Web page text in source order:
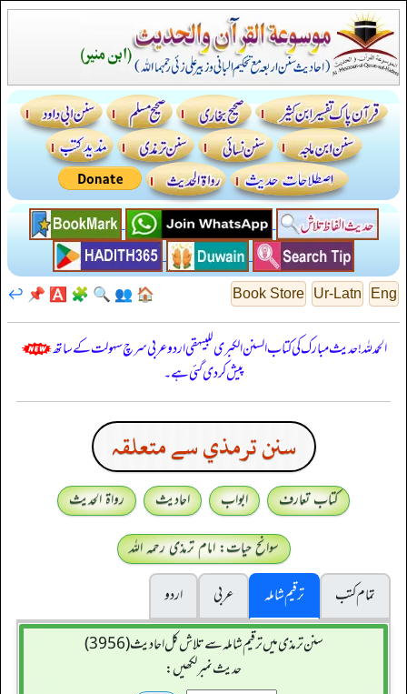
Eng
Ur-Latn
Book Store
🏠
👥
🔍
🧩
🅰️
📌
↩️
الحمدللہ! حدیث مبارک کی کتاب السنن الكبرى للبيهقي اردو عربی سرچ سہولت کے ساتھ
پیش کر دی گئی ہے۔
سنن ترمذي سے متعلقہ
کتاب تعارف ابواب احادیث
رواۃ الحدیث
سوانح حیات: امام ترمذی رحمہ اللہ
تمام کتب
ترقیم شاملہ عربی
اردو
سنن ترمذی میں ترقیم شاملہ سے تلاش کل احادیث (3956)
حدیث نمبر لکھیں: